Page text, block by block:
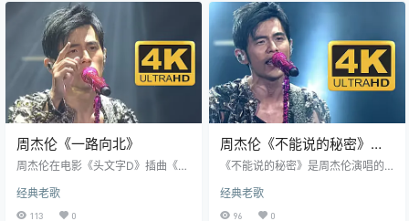
丹一如你初妆 冉冉檀香透过窗心事
我了然 宣纸上走笔至此搁一半 釉色
渲染仕女图韵味被私藏 而你嫣然的
一笑如含苞待放 你的美一缕飘散 去
到我去不了的地方 天青…
周杰伦演唱的一首歌曲，由周杰伦
作曲、作词，黄雨勋编曲，收录在
周杰伦2012年12月28日发行的专辑
《12新作》中。该曲是周杰伦执导
的电影《天台》的主题曲。…
周杰伦《一路向北》
周杰伦在电影《头文字D》插曲《一
曲，由周杰伦作曲，方文山作词，
蔡科俊编曲。该曲是周杰伦主演的
经典老歌
113 0
周杰伦《不能说的秘密》万
人大合唱现场
《不能说的秘密》是周杰伦演唱的
作曲，林迈可编曲。该曲是周杰伦
自导自演同名电影《不能说的秘
经典老歌
96 0